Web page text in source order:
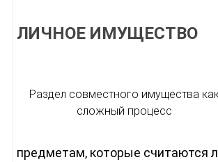
ЛИЧНОЕ ИМУЩЕСТВО
Раздел совместного имущества
сложный процесс
предметам, которые считаются